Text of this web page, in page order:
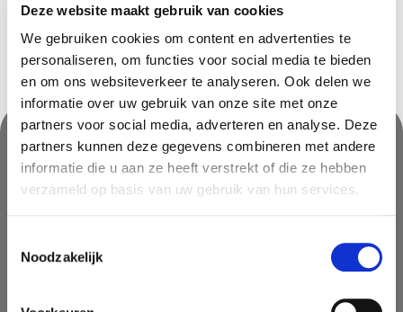
Deze website maakt gebruik van cookies
We gebruiken cookies om content en advertenties te
personaliseren, om functies voor social media te bieden
en om ons websiteverkeer te analyseren. Ook delen we
informatie over uw gebruik van onze site met onze
partners voor social media, adverteren en analyse. Deze
partners kunnen deze gegevens combineren met andere
informatie die u aan ze heeft verstrekt of die ze hebben
verzameld op basis van uw gebruik van hun services.
Noodzakelijk
Nooit iets van ons missen?